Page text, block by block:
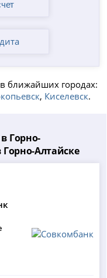
ближайших городах:
, Киселевск.
Горно-
Алтайске